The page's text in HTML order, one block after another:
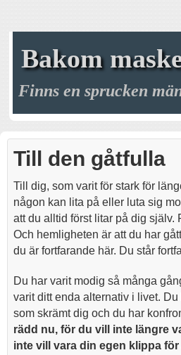
MINA MASKER
MITT LIV
KREAKTIVITETEN
KONTAKT
Bakom
Finns en sprucken
Till den gåtfulla
Till dig, som varit för stark för
någon kan lita på eller luta sig
att du alltid först litar på dig själv.
Och hemligheten är att du har
du är fortfarande här. Du står
Du har varit modig så många
varit ditt enda alternativ i livet.
som skrämt dig och du har
rädd nu, för du vill inte längre
inte vill vara din egen klippa